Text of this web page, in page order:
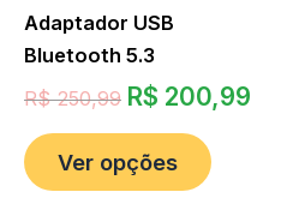
Adaptador USB
Bluetooth 5.3
R$250,99 R$ 200,99
Ver opções